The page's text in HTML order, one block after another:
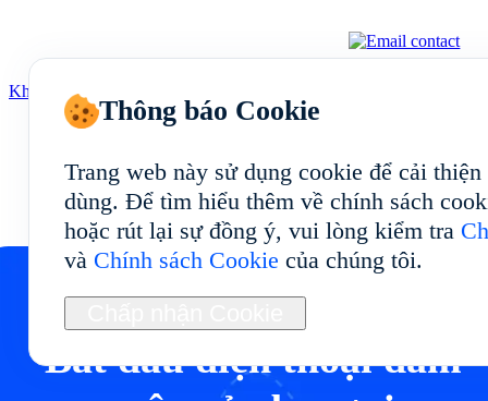
Khám phá thêm
Bắt đầu điện thoại đám
Thông báo Cookie
Trang web này sử dụng cookie để cải
dùng. Để tìm hiểu thêm về chính sách
hoặc rút lại sự đồng ý, vui lòng kiểm tra
và Chính sách Cookie của chúng tôi.